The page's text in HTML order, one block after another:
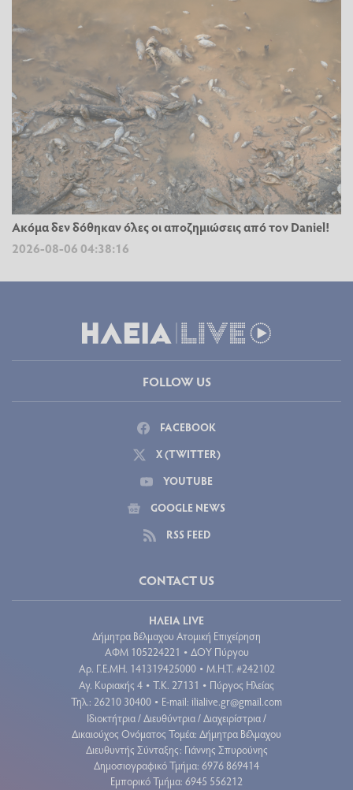
Ακόμα δεν δόθηκαν όλες οι αποζημιώσεις από τον Daniel!
2026-08-06 04:38:16
FOLLOW US
FACEBOOK
X (TWITTER)
YOUTUBE
GOOGLE NEWS
RSS FEED
CONTACT US
ΗΛΕΙΑ LIVE
Δήμητρα Βέλμαχου Ατομική Επιχείρηση
ΑΦΜ 105224221 • ΔΟΥ Πύργου
Aρ. Γ.Ε.ΜΗ. 141319425000 • Μ.Η.Τ. #242102
Αγ. Κυριακής 4 • Τ.Κ. 27131 • Πύργος Ηλείας
Τηλ.: 26210 30400 • E-mail: ilialive.gr@gmail.com
Ιδιοκτήτρια / Διευθύντρια / Διαχειρίστρια /
Δικαιούχος Ονόματος Τομέα: Δήμητρα Βέλμαχου
Διευθυντής Σύνταξης: Γιάννης Σπυρούνης
Δημοσιογραφικό Τμήμα: 6976 869414
Εμπορικό Τμήμα: 6945 556212